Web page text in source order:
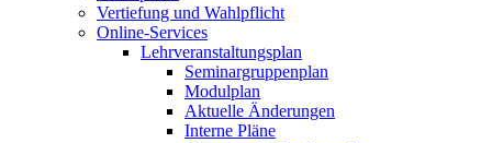
Vertiefung und Wahlpflicht
Online-Services
Lehrveranstaltungsplan
Seminargruppenplan
Modulplan
Aktuelle Änderungen
Interne Pläne